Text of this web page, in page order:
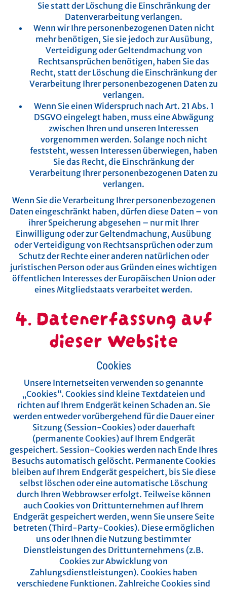
Sie statt der Löschung die Einschränkung der
Datenverarbeitung verlangen.
Wenn wir Ihre personenbezogenen Daten nicht
mehr benötigen, Sie sie jedoch zur Ausübung,
Verteidigung oder Geltendmachung von
Rechtsansprüchen benötigen, haben Sie das
Recht, statt der Löschung die Einschränkung der
Verarbeitung Ihrer personenbezogenen Daten zu
verlangen.
Wenn Sie einen Widerspruch nach Art. 21 Abs. 1
DSGVO eingelegt haben, muss eine Abwägung
zwischen Ihren und unseren Interessen
vorgenommen werden. Solange noch nicht
feststeht, wessen Interessen überwiegen, haben
Sie das Recht, die Einschränkung der
Verarbeitung Ihrer personenbezogenen Daten zu
verlangen.
Wenn Sie die Verarbeitung Ihrer personenbezogenen
Daten eingeschränkt haben, dürfen diese Daten – von
ihrer Speicherung abgesehen – nur mit Ihrer
Einwilligung oder zur Geltendmachung, Ausübung
oder Verteidigung von Rechtsansprüchen oder zum
Schutz der Rechte einer anderen natürlichen oder
juristischen Person oder aus Gründen eines wichtigen
öffentlichen Interesses der Europäischen Union oder
eines Mitgliedstaats verarbeitet werden.
4. Datenerfassung auf
dieser Website
Cookies
Unsere Internetseiten verwenden so genannte
„Cookies“. Cookies sind kleine Textdateien und
richten auf Ihrem Endgerät keinen Schaden an. Sie
werden entweder vorübergehend für die Dauer einer
Sitzung (Session-Cookies) oder dauerhaft
(permanente Cookies) auf Ihrem Endgerät
gespeichert. Session-Cookies werden nach Ende Ihres
Besuchs automatisch gelöscht. Permanente Cookies
bleiben auf Ihrem Endgerät gespeichert, bis Sie diese
selbst löschen oder eine automatische Löschung
durch Ihren Webbrowser erfolgt. Teilweise können
auch Cookies von Drittunternehmen auf Ihrem
Endgerät gespeichert werden, wenn Sie unsere Seite
betreten (Third-Party-Cookies). Diese ermöglichen
uns oder Ihnen die Nutzung bestimmter
Dienstleistungen des Drittunternehmens (z.B.
Cookies zur Abwicklung von
Zahlungsdienstleistungen). Cookies haben
verschiedene Funktionen. Zahlreiche Cookies sind